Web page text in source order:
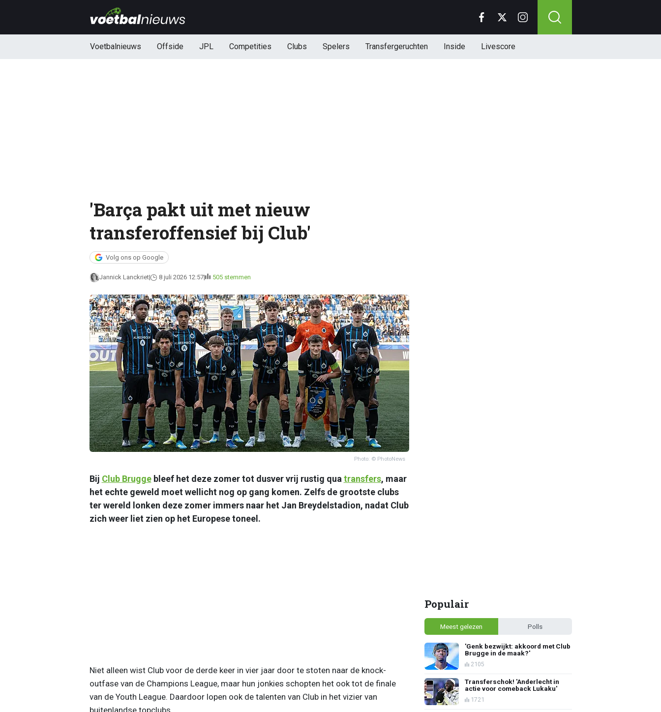
Voetbalnieuws Offside JPL Competities Clubs Spelers Transfergeruchten Inside Livescore
'Barça pakt uit met nieuw
transferoffensief bij Club'
Volg ons op Google
Jannick Lanckriet 8 juli 2026 12:57 505 stemmen
Photo: © PhotoNews
Bij Club Bruggebleef het deze zomer tot dusver vrij rustig qua transfers, maar
het echte geweld moet wellicht nog op gang komen. Zelfs de grootste clubs
ter wereld lonken deze zomer immers naar het Jan Breydelstadion, nadat Club
zich weer liet zien op het Europese toneel.
Niet alleen wist Club voor de derde keer in vier jaar door te stoten naar de knock-
outfase van de Champions League, maar hun jonkies schopten het ook tot de finale
van de Youth League. Daardoor lopen ook de talenten van Club in het vizier van
buitenlandse topclubs.
Populair
Meest gelezen Polls
'Genk bezwijkt: akkoord met Club
Brugge in de maak?'
2105
Transferschok! 'Anderlecht in
actie voor comeback Lukaku'
1721